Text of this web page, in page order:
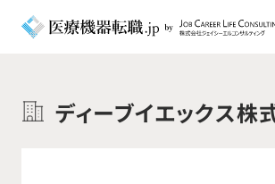
ディーブイエックス株